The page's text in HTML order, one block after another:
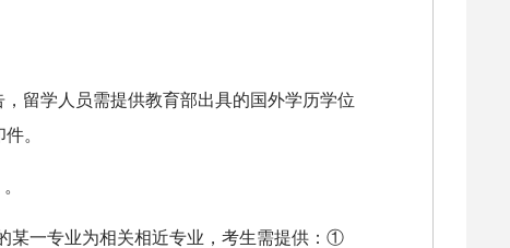
留学人员需提供教育部出具的国外学历学位
。
某一专业为相关相近专业，考生需提供：①